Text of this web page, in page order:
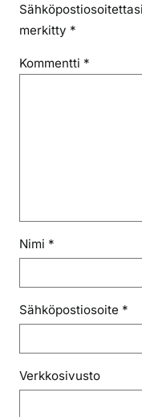
merkitty *
Kommentti *
Nimi *
Sähköpostiosoite *
Verkkosivusto